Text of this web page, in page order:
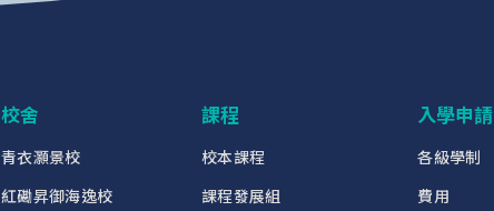
校舍
青衣灝景校
紅磡昇御海逸校
課程
校本課程
課程發展組
入學申請
各級學制
費用